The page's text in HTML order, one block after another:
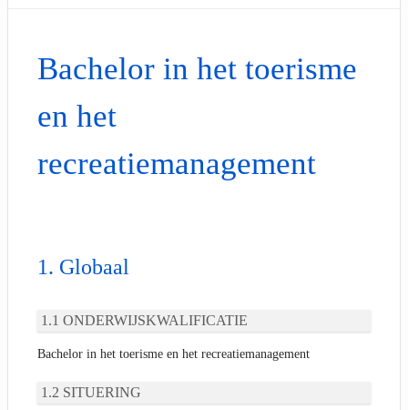
Bachelor in het toerisme
en het
recreatiemanagement
Globaal
ONDERWIJSKWALIFICATIE
Bachelor in het toerisme en het recreatiemanagement
SITUERING